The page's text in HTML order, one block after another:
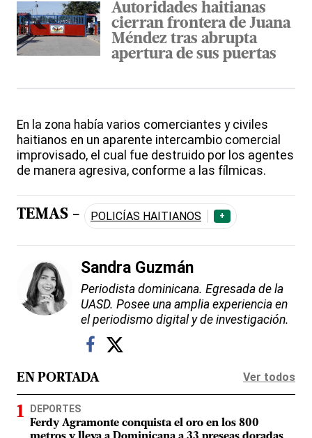
Autoridades haitianas
cierran frontera de Juana
Méndez tras abrupta
apertura de sus puertas
En la zona había varios comerciantes y civiles
haitianos en un aparente intercambio comercial
improvisado, el cual fue destruido por los agentes
de manera agresiva, conforme a las fílmicas.
TEMAS - POLICÍAS HAITIANOS +
Sandra Guzmán
Periodista dominicana. Egresada de la
UASD. Posee una amplia experiencia en
el periodismo digital y de investigación.
EN PORTADA Ver todos
DEPORTES
Ferdy Agramonte conquista el oro en los 800